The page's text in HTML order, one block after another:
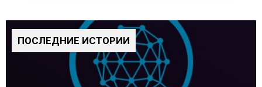
ПОСЛЕДНИЕ ИСТОРИИ